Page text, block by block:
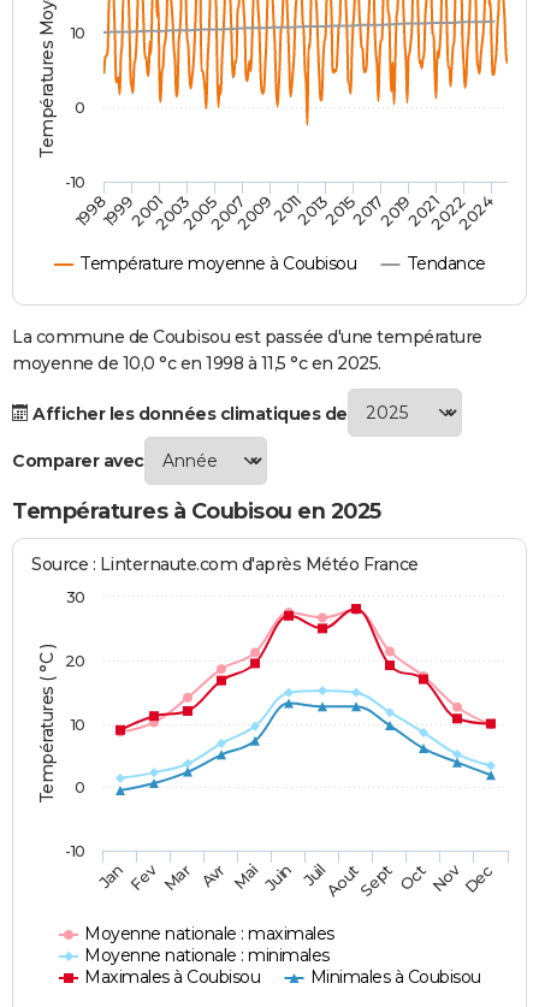
Destinations
City break
Voyage nature
Voyage de noces
Forum
Climat
PHOTO
GUIDES D'ACHAT
BONS PLANS
CARTE DE VOEUX
Carte de Noël
Carte Bonne année
Carte Saint-Valentin
Carte Pâques
Carte d'anniversaire
DICTIONNAIRE
Dictionnaire
Biographies
Citations
Expressions
Proverbes
PROGRAMME TV
S'inscrire
Se connecter
Lycées
Collèges
Primaires
Universités
Entreprises
Service militaire
Avis de recherche
AVIS DE DÉCÈS
FORUM
Bricolage
Lifestyle
Culture
Sport
Auto
Television
Voyage
Cinema
Température moyenne à Coubisou Tendance
199819992001200320052007200920112013201520172019202120222024
0
10
-10
La commune de Coubisou est passée d'une température
moyenne de 10,0 °c en 1998 à 11,5 °c en 2025.
Afficher les données climatiques de
Comparer avec
Températures à Coubisou en 2025
Températures ( °C )
Source : Linternaute.com d'après Météo France
Moyenne nationale : maximales
Moyenne nationale : minimales
Maximales à Coubisou
Minimales à Coubisou
JanFev Mar Avr MaiJuin JuilAoutSept OctNovDec
-10
0
10
20
30